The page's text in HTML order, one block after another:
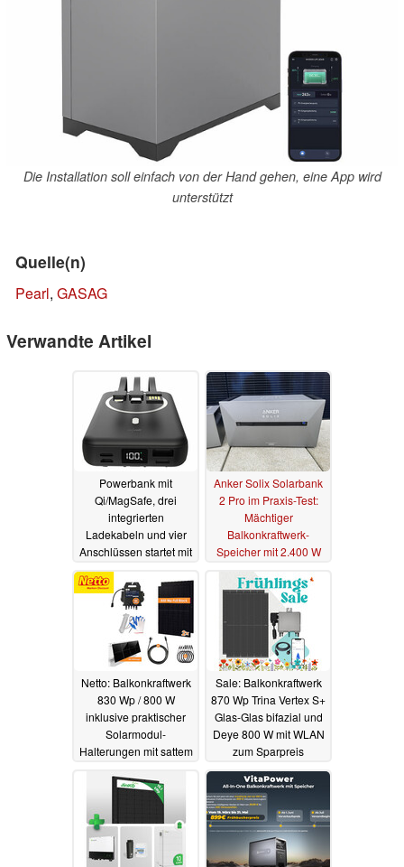
Die Installation soll einfach von der Hand gehen, eine App wird
unterstützt
Quelle(n)
Pearl, GASAG
Verwandte Artikel
Powerbank mit
Qi/MagSafe, drei
integrierten
Ladekabeln und vier
Anschlüssen startet mit
mehr als 50 Prozent
Rabatt15.12.2025
Anker Solix Solarbank
2 Pro im Praxis-Test:
Mächtiger
Balkonkraftwerk-
Speicher mit 2.400 W
und bis zu 9,6 kWh
12.06.2024
Netto: Balkonkraftwerk
830 Wp / 800 W
inklusive praktischer
Solarmodul-
Halterungen mit sattem
26.04.2024
Sale: Balkonkraftwerk
870 Wp Trina Vertex S+
Glas-Glas bifazial und
Deye 800 W mit WLAN
zum Sparpreis
25.04.2024